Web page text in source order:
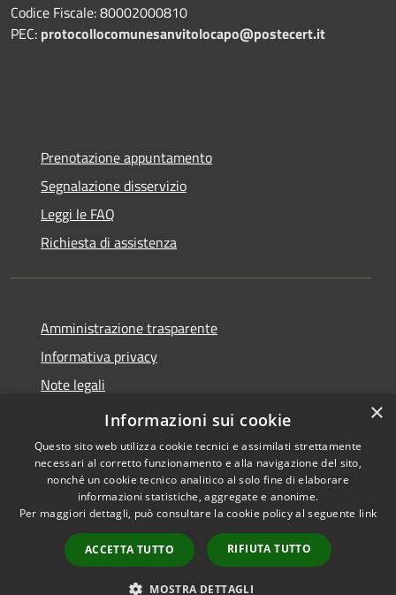
Codice Fiscale: 80002000810
PEC: protocollocomunesanvitolocapo@postecert.it
Prenotazione appuntamento
Segnalazione disservizio
Leggi le FAQ
Richiesta di assistenza
Amministrazione trasparente
Informativa privacy
Note legali
Dichiarazione di accessibilità
Accessibilità
Copyright © 2026 • Comune di
San Vito Lo Capo • Powered by
Municipium•
Accesso
redazione
×
Informazioni sui cookie
Questo sito web utilizza cookie tecnici e assimilati strettamente
necessari al corretto funzionamento e alla navigazione del sito,
nonché un cookie tecnico analitico al solo fine di elaborare
informazioni statistiche, aggregate e anonime.
Per maggiori dettagli, può consultare la cookie policy al seguente link
ACCETTA TUTTO RIFIUTA TUTTO
MOSTRA DETTAGLI